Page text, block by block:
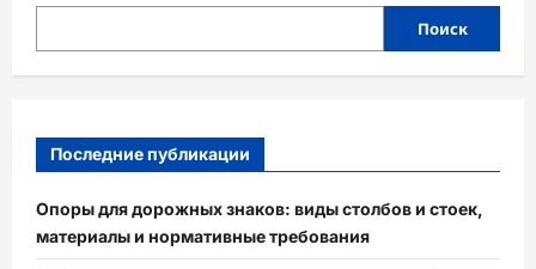
Поиск
Последние публикации
Опоры для дорожных знаков: виды столбов и стоек,
материалы и нормативные требования